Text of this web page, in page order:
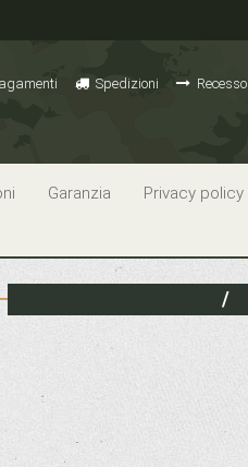
Spedizioni Recesso
Garanzia
Privacy policy
/